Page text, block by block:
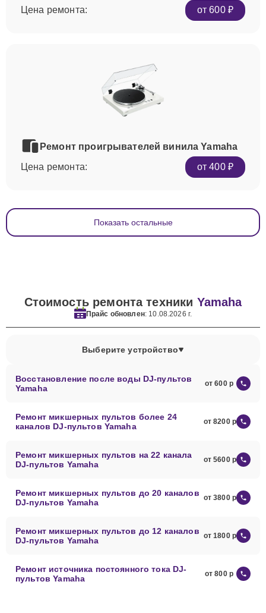
Цена ремонта:
от 600 ₽
Ремонт проигрывателей винила Yamaha
Цена ремонта:
от 400 ₽
Показать остальные
Стоимость ремонта техники Yamaha
Прайс обновлен: 10.08.2026 г.
Выберите устройство
Восстановление после воды DJ-пультов
Yamaha
от 600
Ремонт микшерных пультов более 24
каналов DJ-пультов Yamaha
от 8200
Ремонт микшерных пультов на 22 канала
DJ-пультов Yamaha
от 5600
Ремонт микшерных пультов до 20 каналов
DJ-пультов Yamaha
от 3800
Ремонт микшерных пультов до 12 каналов
DJ-пультов Yamaha
от 1800
Ремонт источника постоянного тока DJ-
пультов Yamaha
от 800